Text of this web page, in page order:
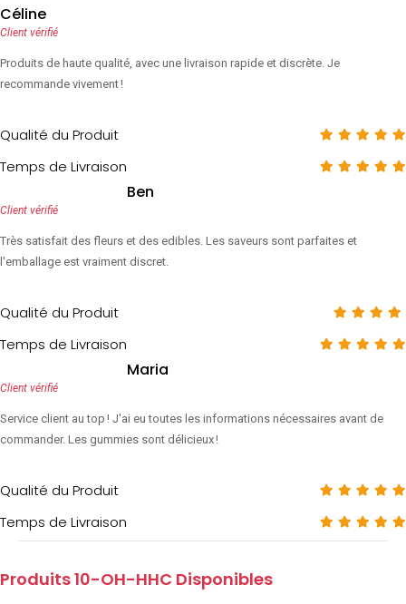
Céline
Client vérifié
Produits de haute qualité, avec une livraison rapide et discrète. Je
recommande vivement !
Qualité du Produit
Temps de Livraison
Ben
Client vérifié
Très satisfait des fleurs et des edibles. Les saveurs sont parfaites et
l'emballage est vraiment discret.
Qualité du Produit
Temps de Livraison
Maria
Client vérifié
Service client au top ! J'ai eu toutes les informations nécessaires avant de
commander. Les gummies sont délicieux !
Qualité du Produit
Temps de Livraison
Produits 10-OH-HHC Disponibles